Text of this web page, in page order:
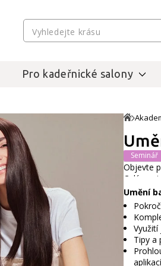
Pro kadeřnické salony
Seminář
Objevte
Celý popis
Umění
Tipy a